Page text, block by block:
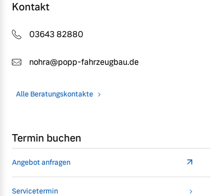
Kontakt
03643 82880
nohra@popp-fahrzeugbau.de
Alle Beratungskontakte
Termin buchen
Angebot anfragen
Servicetermin